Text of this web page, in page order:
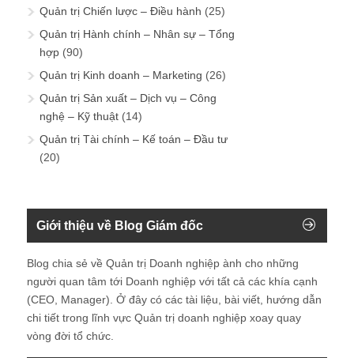
Quản trị Chiến lược – Điều hành (25)
Quản trị Hành chính – Nhân sự – Tổng
hợp (90)
Quản trị Kinh doanh – Marketing (26)
Quản trị Sản xuất – Dịch vụ – Công
nghệ – Kỹ thuật (14)
Quản trị Tài chính – Kế toán – Đầu tư
(20)
Giới thiệu về Blog Giám đốc
Blog chia sẻ về Quản trị Doanh nghiệp ành cho những
người quan tâm tới Doanh nghiệp với tất cả các khía cạnh
(CEO, Manager). Ở đây có các tài liệu, bài viết, hướng dẫn
chi tiết trong lĩnh vực Quản trị doanh nghiệp xoay quay
vòng đời tổ chức.